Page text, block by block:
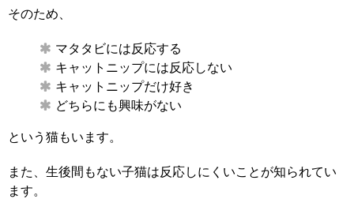
そのため、
マタタビには反応する
キャットニップには反応しない
キャットニップだけ好き
どちらにも興味がない
という猫もいます。
また、生後間もない子猫は反応しにくいことが知られてい
ます。